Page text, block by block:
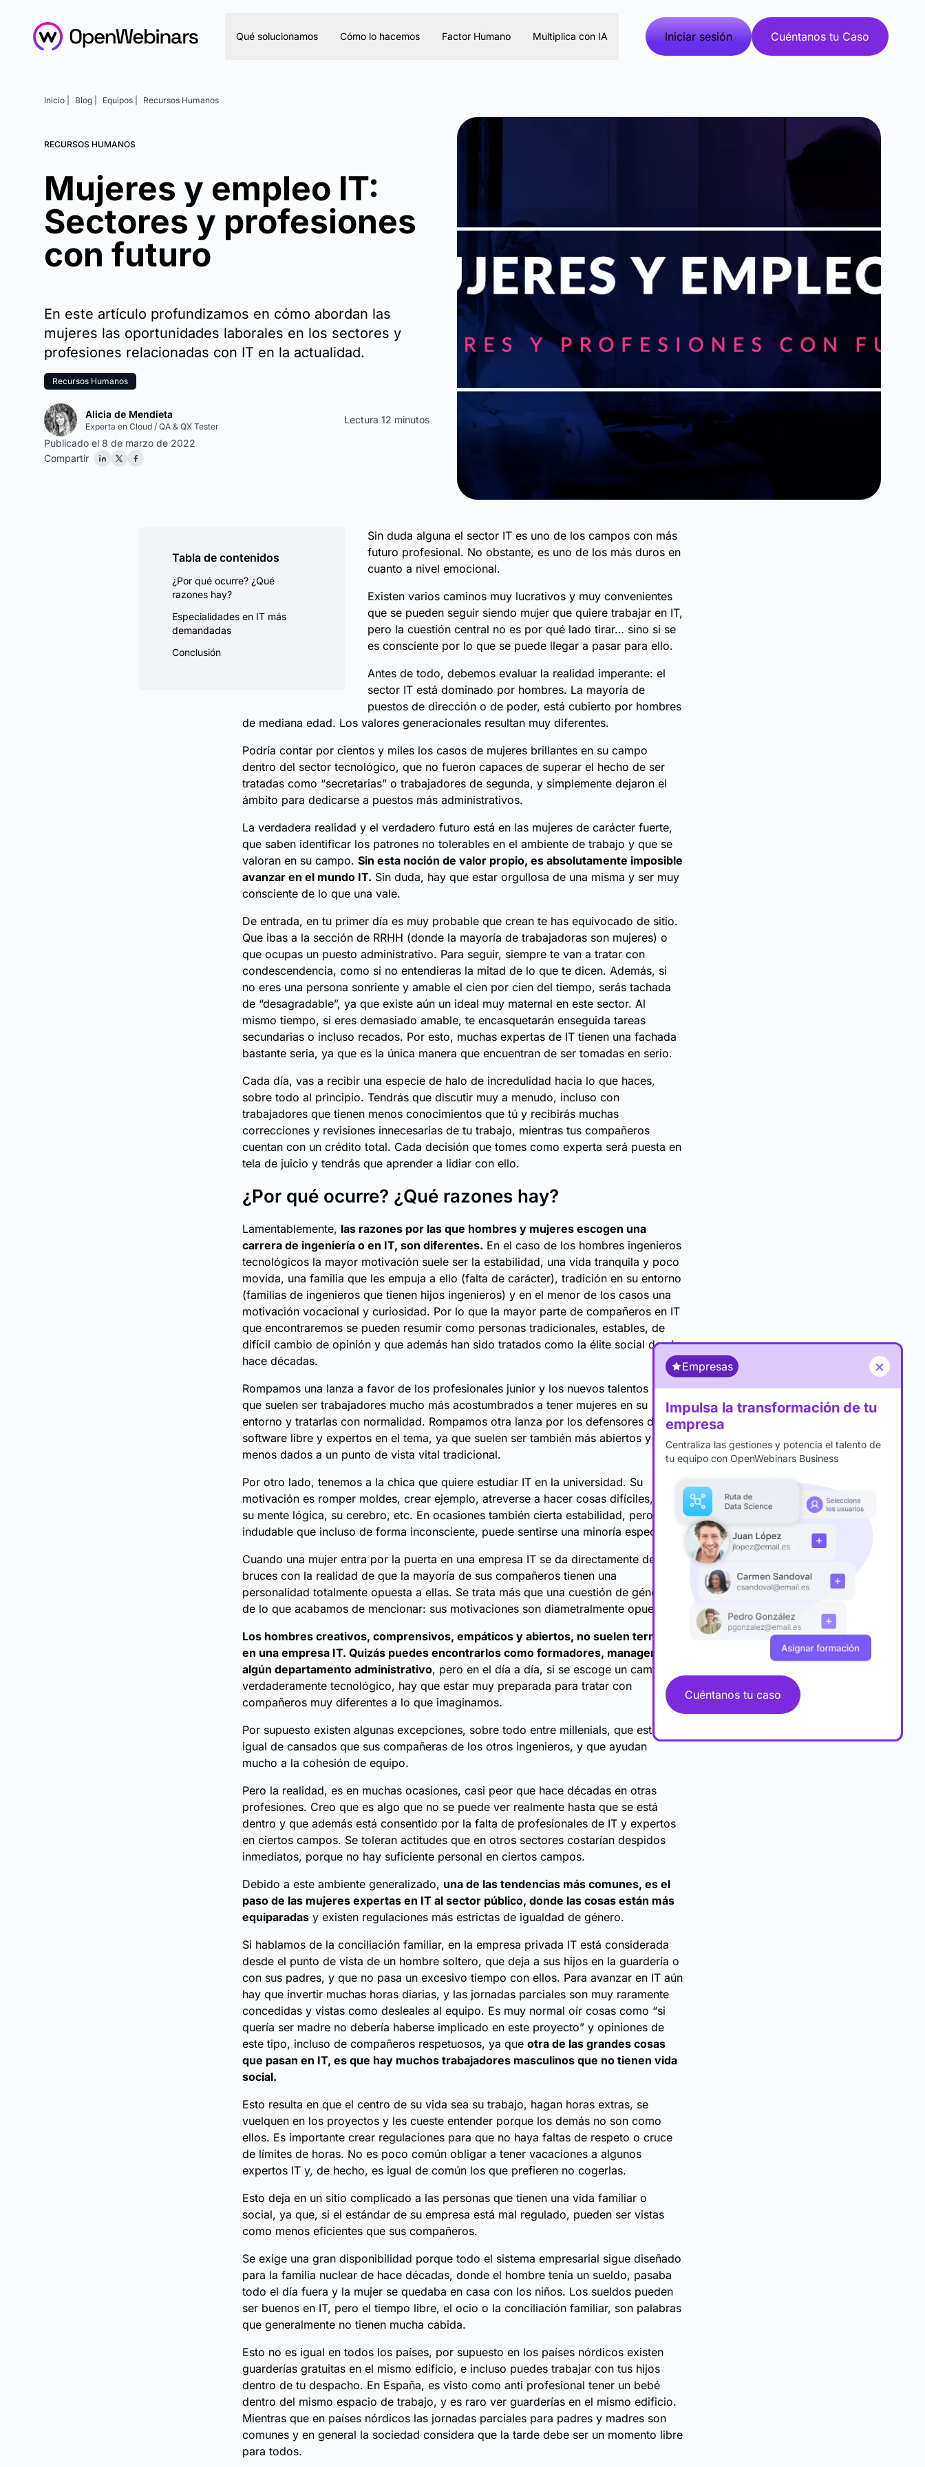
Qué solucionamos Cómo lo hacemos Factor Humano Multiplica con IA Iniciar sesión Cuéntanos tu Caso
Inicio | Blog | Equipos | Recursos Humanos
RECURSOS HUMANOS
Mujeres y empleo IT:
Sectores y profesiones
con futuro
En este artículo profundizamos en cómo abordan las
mujeres las oportunidades laborales en los sectores y
profesiones relacionadas con IT en la actualidad.
Recursos Humanos
Alicia de Mendieta
Experta en Cloud / QA & QX Tester
Lectura 12 minutos
Publicado el 8 de marzo de 2022
Compartir
Tabla de contenidos
¿Por qué ocurre? ¿Qué
razones hay?
Especialidades en IT más
demandadas
Conclusión
Sin duda alguna el sector IT es uno de los campos con más
futuro profesional. No obstante, es uno de los más duros en
cuanto a nivel emocional.
Existen varios caminos muy lucrativos y muy convenientes
que se pueden seguir siendo mujer que quiere trabajar en IT,
pero la cuestión central no es por qué lado tirar… sino si se
es consciente por lo que se puede llegar a pasar para ello.
Antes de todo, debemos evaluar la realidad imperante: el
sector IT está dominado por hombres. La mayoría de
puestos de dirección o de poder, está cubierto por hombres
de mediana edad. Los valores generacionales resultan muy diferentes.
Podría contar por cientos y miles los casos de mujeres brillantes en su campo
dentro del sector tecnológico, que no fueron capaces de superar el hecho de ser
tratadas como “secretarias” o trabajadores de segunda, y simplemente dejaron el
ámbito para dedicarse a puestos más administrativos.
La verdadera realidad y el verdadero futuro está en las mujeres de carácter fuerte,
que saben identificar los patrones no tolerables en el ambiente de trabajo y que se
valoran en su campo. Sin esta noción de valor propio, es absolutamente imposible
avanzar en el mundo IT. Sin duda, hay que estar orgullosa de una misma y ser muy
consciente de lo que una vale.
De entrada, en tu primer día es muy probable que crean te has equivocado de sitio.
Que ibas a la sección de RRHH (donde la mayoría de trabajadoras son mujeres) o
que ocupas un puesto administrativo. Para seguir, siempre te van a tratar con
condescendencia, como si no entendieras la mitad de lo que te dicen. Además, si
no eres una persona sonriente y amable el cien por cien del tiempo, serás tachada
de “desagradable”, ya que existe aún un ideal muy maternal en este sector. Al
mismo tiempo, si eres demasiado amable, te encasquetarán enseguida tareas
secundarias o incluso recados. Por esto, muchas expertas de IT tienen una fachada
bastante seria, ya que es la única manera que encuentran de ser tomadas en serio.
Cada día, vas a recibir una especie de halo de incredulidad hacia lo que haces,
sobre todo al principio. Tendrás que discutir muy a menudo, incluso con
trabajadores que tienen menos conocimientos que tú y recibirás muchas
correcciones y revisiones innecesarias de tu trabajo, mientras tus compañeros
cuentan con un crédito total. Cada decisión que tomes como experta será puesta en
tela de juicio y tendrás que aprender a lidiar con ello.
¿Por qué ocurre? ¿Qué razones hay?
Lamentablemente, las razones por las que hombres y mujeres escogen una
carrera de ingeniería o en IT, son diferentes. En el caso de los hombres ingenieros
tecnológicos la mayor motivación suele ser la estabilidad, una vida tranquila y poco
movida, una familia que les empuja a ello (falta de carácter), tradición en su entorno
(familias de ingenieros que tienen hijos ingenieros) y en el menor de los casos una
motivación vocacional y curiosidad. Por lo que la mayor parte de compañeros en IT
que encontraremos se pueden resumir como personas tradicionales, estables, de
difícil cambio de opinión y que además han sido tratados como la élite social desde
hace décadas.
Rompamos una lanza a favor de los profesionales junior y los nuevos talentos en IT,
que suelen ser trabajadores mucho más acostumbrados a tener mujeres en su
entorno y tratarlas con normalidad. Rompamos otra lanza por los defensores del
software libre y expertos en el tema, ya que suelen ser también más abiertos y
menos dados a un punto de vista vital tradicional.
Por otro lado, tenemos a la chica que quiere estudiar IT en la universidad. Su
motivación es romper moldes, crear ejemplo, atreverse a hacer cosas difíciles, usar
su mente lógica, su cerebro, etc. En ocasiones también cierta estabilidad, pero es
indudable que incluso de forma inconsciente, puede sentirse una minoría especial.
Cuando una mujer entra por la puerta en una empresa IT se da directamente de
bruces con la realidad de que la mayoría de sus compañeros tienen una
personalidad totalmente opuesta a ellas. Se trata más que una cuestión de género,
de lo que acabamos de mencionar: sus motivaciones son diametralmente opuestas.
Los hombres creativos, comprensivos, empáticos y abiertos, no suelen terminar
en una empresa IT. Quizás puedes encontrarlos como formadores, manager o en
algún departamento administrativo, pero en el día a día, si se escoge un camino
verdaderamente tecnológico, hay que estar muy preparada para tratar con
compañeros muy diferentes a lo que imaginamos.
Por supuesto existen algunas excepciones, sobre todo entre millenials, que están
igual de cansados que sus compañeras de los otros ingenieros, y que ayudan
mucho a la cohesión de equipo.
Pero la realidad, es en muchas ocasiones, casi peor que hace décadas en otras
profesiones. Creo que es algo que no se puede ver realmente hasta que se está
dentro y que además está consentido por la falta de profesionales de IT y expertos
en ciertos campos. Se toleran actitudes que en otros sectores costarían despidos
inmediatos, porque no hay suficiente personal en ciertos campos.
Debido a este ambiente generalizado, una de las tendencias más comunes, es el
paso de las mujeres expertas en IT al sector público, donde las cosas están más
equiparadas y existen regulaciones más estrictas de igualdad de género.
Si hablamos de la conciliación familiar, en la empresa privada IT está considerada
desde el punto de vista de un hombre soltero, que deja a sus hijos en la guardería o
con sus padres, y que no pasa un excesivo tiempo con ellos. Para avanzar en IT aún
hay que invertir muchas horas diarias, y las jornadas parciales son muy raramente
concedidas y vistas como desleales al equipo. Es muy normal oír cosas como “si
quería ser madre no debería haberse implicado en este proyecto” y opiniones de
este tipo, incluso de compañeros respetuosos, ya que otra de las grandes cosas
que pasan en IT, es que hay muchos trabajadores masculinos que no tienen vida
social.
Esto resulta en que el centro de su vida sea su trabajo, hagan horas extras, se
vuelquen en los proyectos y les cueste entender porque los demás no son como
ellos. Es importante crear regulaciones para que no haya faltas de respeto o cruce
de límites de horas. No es poco común obligar a tener vacaciones a algunos
expertos IT y, de hecho, es igual de común los que prefieren no cogerlas.
Esto deja en un sitio complicado a las personas que tienen una vida familiar o
social, ya que, si el estándar de su empresa está mal regulado, pueden ser vistas
como menos eficientes que sus compañeros.
Se exige una gran disponibilidad porque todo el sistema empresarial sigue diseñado
para la familia nuclear de hace décadas, donde el hombre tenía un sueldo, pasaba
todo el día fuera y la mujer se quedaba en casa con los niños. Los sueldos pueden
ser buenos en IT, pero el tiempo libre, el ocio o la conciliación familiar, son palabras
que generalmente no tienen mucha cabida.
Esto no es igual en todos los países, por supuesto en los países nórdicos existen
guarderías gratuitas en el mismo edificio, e incluso puedes trabajar con tus hijos
dentro de tu despacho. En España, es visto como anti profesional tener un bebé
dentro del mismo espacio de trabajo, y es raro ver guarderías en el mismo edificio.
Mientras que en países nórdicos las jornadas parciales para padres y madres son
comunes y en general la sociedad considera que la tarde debe ser un momento libre
para todos.
Empresas ×
Impulsa la transformación de tu
empresa
Centraliza las gestiones y potencia el talento de
tu equipo con OpenWebinars Business
Cuéntanos tu caso